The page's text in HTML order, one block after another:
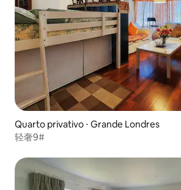
Quarto privativo ⋅ Grande Londres
轻奢9#